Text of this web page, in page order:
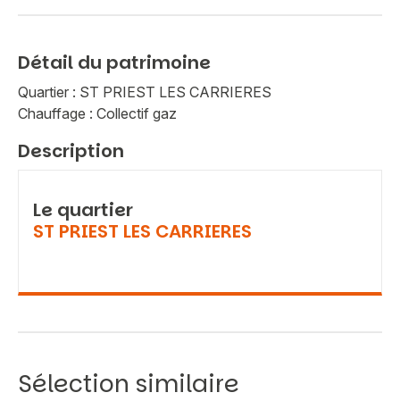
Détail du patrimoine
Quartier : ST PRIEST LES CARRIERES
Chauffage : Collectif gaz
Description
Le quartier
ST PRIEST LES CARRIERES
Sélection similaire